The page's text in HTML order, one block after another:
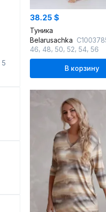
5
38.25 $
Туника
Belarusachka
46 48 50 52 54 56
В корзину